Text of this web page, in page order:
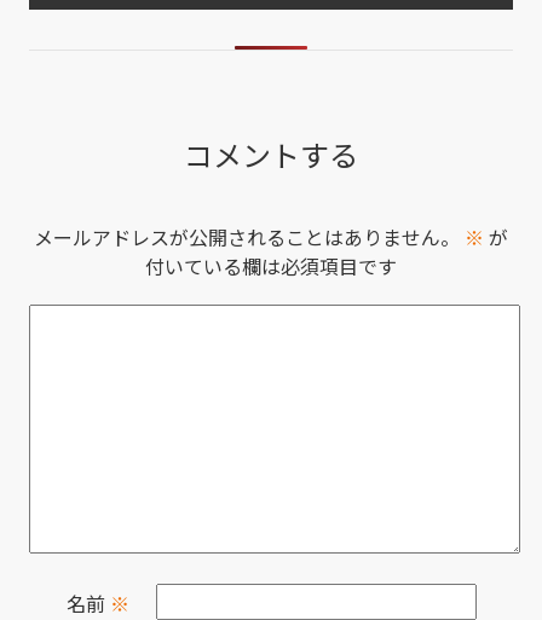
コメントする
メールアドレスが公開されることはありません。 ※ が
付いている欄は必須項目です
名前 ※